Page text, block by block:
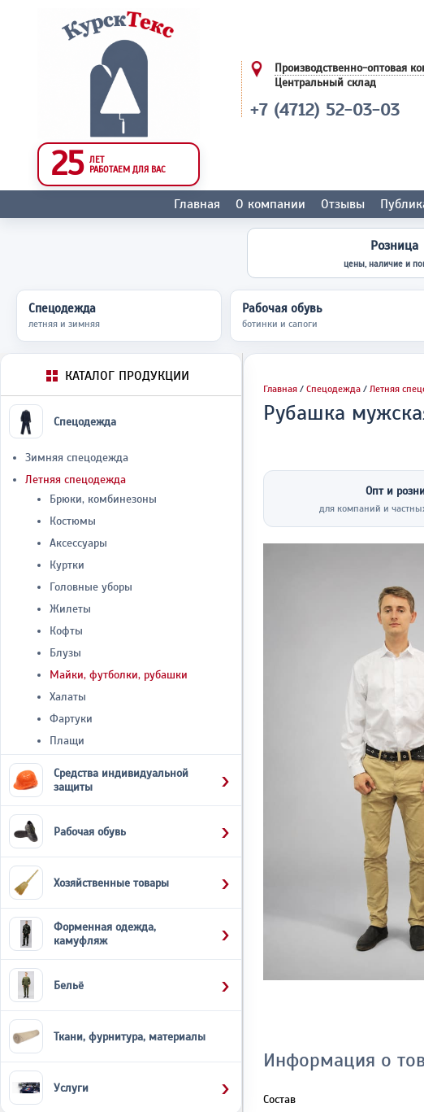
25 ЛЕТ
РАБОТАЕМ ДЛЯ ВАС
Производственно-оптовая
Центральный склад
+7 (4712) 52-03-03
Главная О компании Отзывы
Розница
цены, наличие и
Спецодежда
летняя и зимняя
Рабочая обувь
ботинки и сапоги
КАТАЛОГ ПРОДУКЦИИ
Спецодежда
Зимняя спецодежда
Летняя спецодежда
Брюки, комбинезоны
Костюмы
Аксессуары
Куртки
Головные уборы
Жилеты
Кофты
Блузы
Майки, футболки, рубашки
Халаты
Фартуки
Плащи
Средства индивидуальной
защиты
Рабочая обувь
Хозяйственные товары
Форменная одежда,
камуфляж
Бельё
Ткани, фурнитура, материалы
Услуги
Главная / Спецодежда / Летняя
Рубашка
Опт и
для компаний и
Информация о
Состав